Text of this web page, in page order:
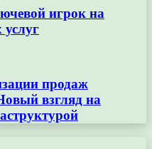
игрок на
услуг
продаж
взгляд на